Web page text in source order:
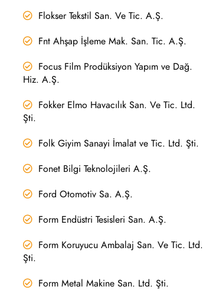
Flokser Tekstil San. Ve Tic. A.Ş.
Fnt Ahşap İşleme Mak. San. Tic. A.Ş.
Focus Film Prodüksiyon Yapım ve Dağ.
Hiz. A.Ş.
Fokker Elmo Havacılık San. Ve Tic. Ltd.
Şti.
Folk Giyim Sanayi İmalat ve Tic. Ltd. Şti.
Fonet Bilgi Teknolojileri A.Ş.
Ford Otomotiv Sa. A.Ş.
Form Endüstri Tesisleri San. A.Ş.
Form Koruyucu Ambalaj San. Ve Tic. Ltd.
Şti.
Form Metal Makine San. Ltd. Şti.